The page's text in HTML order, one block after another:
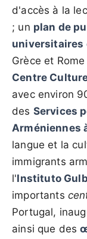
d'accès à la
; un plan de
universitaires
Grèce et
Centre
avec environ
des Services
Arméniennes
langue et la
immigrants
l'Instituto
importants
Portugal,
ainsi que des